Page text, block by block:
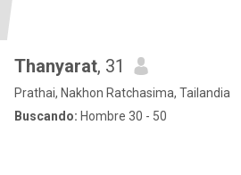
Thanyarat, 31
Prathai, Nakhon Ratchasima, Tailandia
Buscando: Hombre 30 - 50